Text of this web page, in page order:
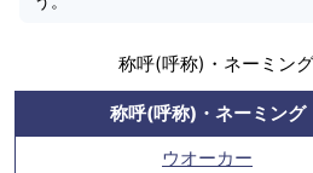
称呼(呼称)・ネーミン
称呼(呼称)・ネーミング
ウオーカー